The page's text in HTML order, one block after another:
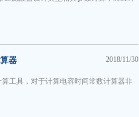
2018/11/30
器
工具，对于计算电容时间常数计算器非